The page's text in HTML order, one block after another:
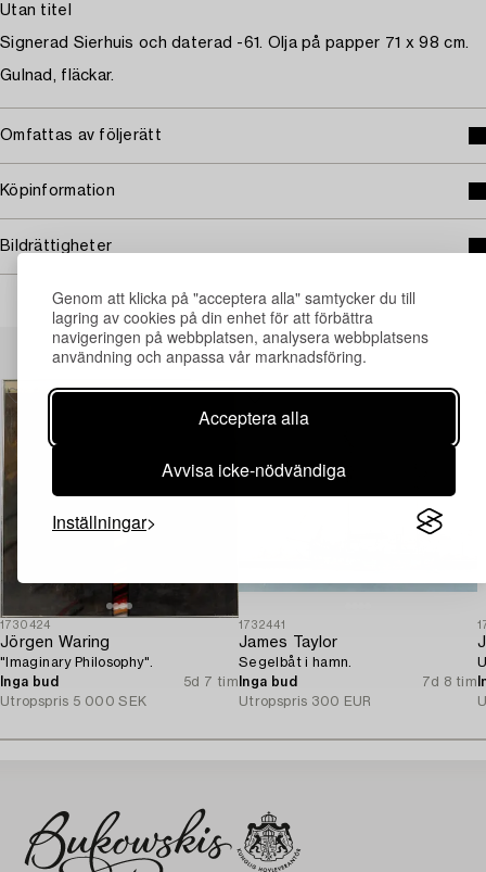
Genom att klicka på "acceptera alla" samtycker du till
lagring av cookies på din enhet för att förbättra
navigeringen på webbplatsen, analysera webbplatsens
användning och anpassa vår marknadsföring.
Acceptera alla
Avvisa icke-nödvändiga
Inställningar
Utan titel
Signerad Sierhuis och daterad -61. Olja på papper 71 x 98 cm.
Gulnad, fläckar.
Omfattas av följerätt
Köpinformation
Bildrättigheter
Andra har även tittat på
1730424
Jörgen Waring
"Imaginary Philosophy".
Inga bud
5d 7 tim
Utropspris 5 000 SEK
1732441
James Taylor
Segelbåt i hamn.
Inga bud
7d 8 tim
Utropspris 300 EUR